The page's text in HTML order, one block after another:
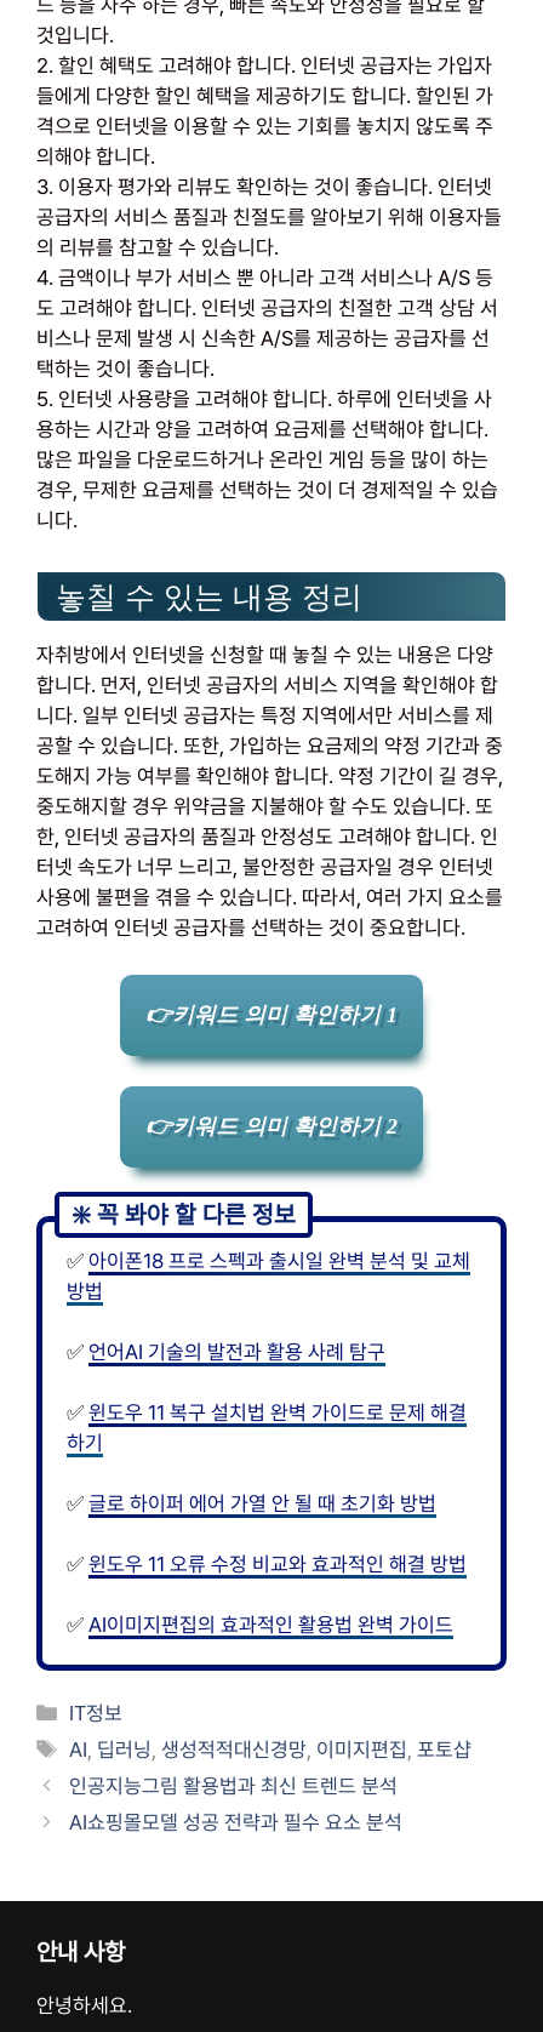
드 등을 자주 하는 경우, 빠른 속도와 안정성을 필요로 할
것입니다.
2. 할인 혜택도 고려해야 합니다. 인터넷 공급자는 가입자
들에게 다양한 할인 혜택을 제공하기도 합니다. 할인된 가
격으로 인터넷을 이용할 수 있는 기회를 놓치지 않도록 주
의해야 합니다.
3. 이용자 평가와 리뷰도 확인하는 것이 좋습니다. 인터넷
공급자의 서비스 품질과 친절도를 알아보기 위해 이용자들
의 리뷰를 참고할 수 있습니다.
4. 금액이나 부가 서비스 뿐 아니라 고객 서비스나 A/S 등
도 고려해야 합니다. 인터넷 공급자의 친절한 고객 상담 서
비스나 문제 발생 시 신속한 A/S를 제공하는 공급자를 선
택하는 것이 좋습니다.
5. 인터넷 사용량을 고려해야 합니다. 하루에 인터넷을 사
용하는 시간과 양을 고려하여 요금제를 선택해야 합니다.
많은 파일을 다운로드하거나 온라인 게임 등을 많이 하는
경우, 무제한 요금제를 선택하는 것이 더 경제적일 수 있습
니다.
놓칠 수 있는 내용 정리
자취방에서 인터넷을 신청할 때 놓칠 수 있는 내용은 다양
합니다. 먼저, 인터넷 공급자의 서비스 지역을 확인해야 합
니다. 일부 인터넷 공급자는 특정 지역에서만 서비스를 제
공할 수 있습니다. 또한, 가입하는 요금제의 약정 기간과 중
도해지 가능 여부를 확인해야 합니다. 약정 기간이 길 경우,
중도해지할 경우 위약금을 지불해야 할 수도 있습니다. 또
한, 인터넷 공급자의 품질과 안정성도 고려해야 합니다. 인
터넷 속도가 너무 느리고, 불안정한 공급자일 경우 인터넷
사용에 불편을 겪을 수 있습니다. 따라서, 여러 가지 요소를
고려하여 인터넷 공급자를 선택하는 것이 중요합니다.
👉키워드 의미 확인하기 1
👉키워드 의미 확인하기 2
✅ 아이폰18 프로 스펙과 출시일 완벽 분석 및 교체
방법
✅ 언어AI 기술의 발전과 활용 사례 탐구
✅ 윈도우 11 복구 설치법 완벽 가이드로 문제 해결
하기
✅ 글로 하이퍼 에어 가열 안 될 때 초기화 방법
✅ 윈도우 11 오류 수정 비교와 효과적인 해결 방법
✅ AI이미지편집의 효과적인 활용법 완벽 가이드
카
테
리
IT정보
태
그
AI, 딥러닝, 생성적적대신경망, 이미지편집,포토샵
인공지능그림 활용법과 최신 트렌드 분석
AI쇼핑몰모델 성공 전략과 필수 요소 분석
안내 사항
안녕하세요.